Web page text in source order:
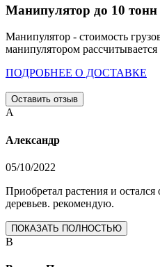
Манипулятор до 10 тонн
Манипулятор - стоимость
манипулятором
ПОДРОБНЕЕ О ДОСТАВКЕ
Оставить отзыв
А
Александр
05/10/2022
Приобретал растения и остался
деревьев. рекомендую.
ПОКАЗАТЬ ПОЛНОСТЬЮ
В